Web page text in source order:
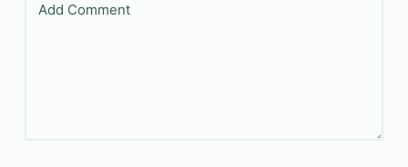
Add Comment